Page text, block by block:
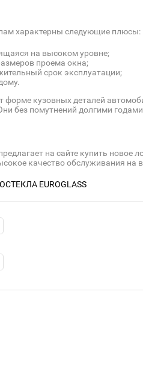
характерны следующие плюсы:
на высоком уровне;
проема окна;
срок эксплуатации;
форме кузовных деталей
без помутнений долгими
на сайте купить
качество обслуживания на
EUROGLASS